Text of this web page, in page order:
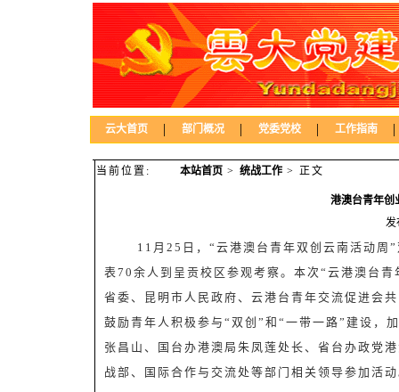
云大首页 | 部门概况 | 党委党校 | 工作指南 |
当前位置: 本站首页> 统战工作> 正文
港澳台青年创
发
11 月 25 日，“云港澳台青年双创云南活动周
表70 余人到呈贡校区参观考察。本次“云港澳台
省委、昆明市人民政府、云港台青年交流促进会
鼓励青年人积极参与“双创”和“一带一路”建设，
张昌山、国台办港澳局朱凤莲处长、省台办政党
战部、国际合作与交流处等部门相关领导参加活